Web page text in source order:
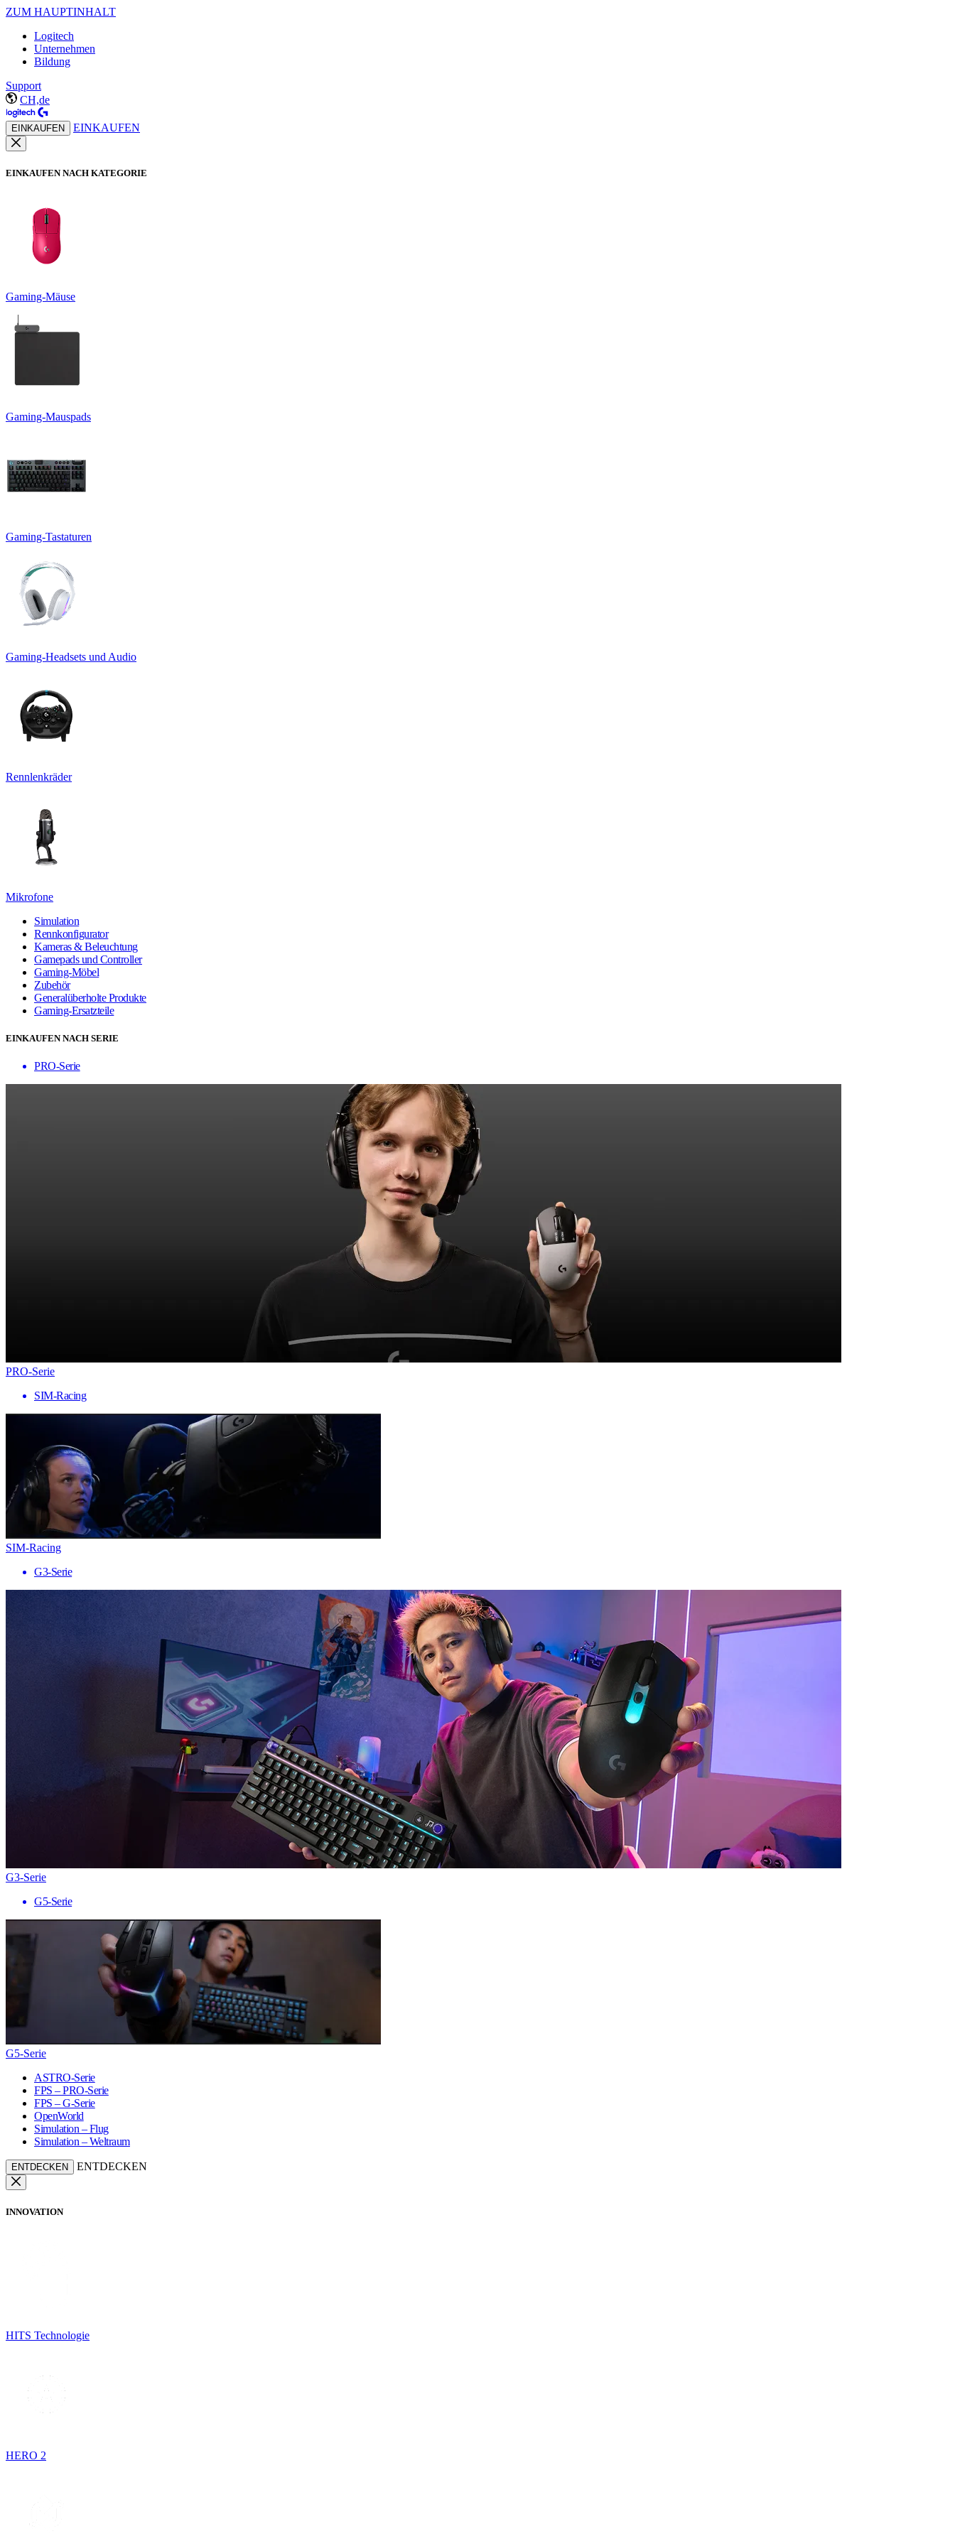
ZUM HAUPTINHALT
Logitech
Unternehmen
Bildung
Support
CH,de
EINKAUFEN EINKAUFEN
EINKAUFEN NACH KATEGORIE
Gaming-Mäuse
Gaming-Mauspads
Gaming-Tastaturen
Gaming-Headsets und Audio
Rennlenkräder
Mikrofone
Simulation
Rennkonfigurator
Kameras & Beleuchtung
Gamepads und Controller
Gaming-Möbel
Zubehör
Generalüberholte Produkte
Gaming-Ersatzteile
EINKAUFEN NACH SERIE
PRO-Serie
PRO-Serie
SIM-Racing
SIM-Racing
G3-Serie
G3-Serie
G5-Serie
G5-Serie
ASTRO-Serie
FPS – PRO-Serie
FPS – G-Serie
OpenWorld
Simulation – Flug
Simulation – Weltraum
ENTDECKEN ENTDECKEN
INNOVATION
HITS Technologie
HERO 2